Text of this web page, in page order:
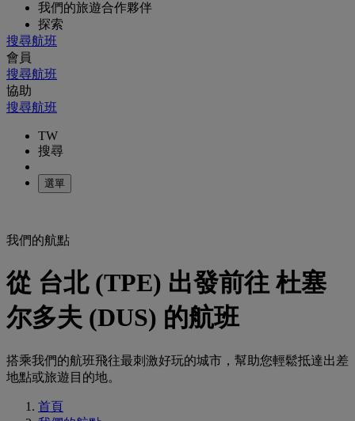
我們的旅遊合作夥伴
探索
搜尋航班
會員
搜尋航班
協助
搜尋航班
TW
搜尋
選單
我們的航點
從 台北 (TPE) 出發前往 杜塞
尔多夫 (DUS) 的航班
搭乘我們的航班飛往最刺激好玩的城市，幫助您輕鬆抵達出差
地點或旅遊目的地。
首頁